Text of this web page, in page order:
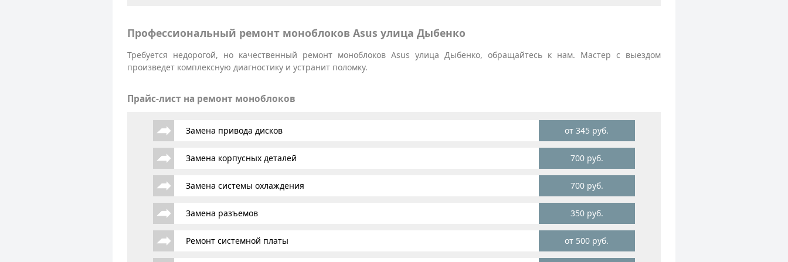
Профессиональный ремонт моноблоков Asus улица Дыбенко
Требуется недорогой, но качественный ремонт моноблоков Asus улица Дыбенко, обращайтесь к нам. Мастер с выездом
произведет комплексную диагностику и устранит поломку.
Прайс-лист на ремонт моноблоков
Замена привода дисков от 345 руб.
Замена корпусных деталей 700 руб.
Замена системы охлаждения 700 руб.
Замена разъемов 350 руб.
Ремонт системной платы от 500 руб.